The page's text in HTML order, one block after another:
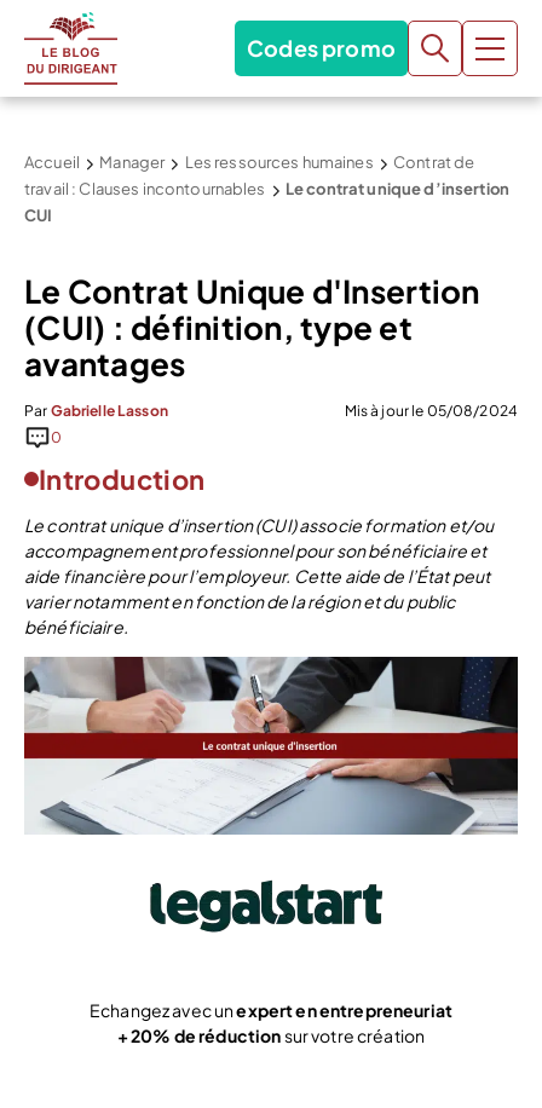
Codes promo
Accueil Manager Les ressources humaines
Contrat de
travail : Clauses incontournables
Le contrat unique d’insertion
CUI
Le Contrat Unique d'Insertion
(CUI) : définition, type et
avantages
Par Gabrielle Lasson
Mis à jour le 05/08/2024
0
Introduction
Le contrat unique d’insertion (CUI) associe formation et/ou
accompagnement professionnel pour son bénéficiaire et
aide financière pour l’employeur. Cette aide de l’État peut
varier notamment en fonction de la région et du public
bénéficiaire.
Echangez avec unexpert en entrepreneuriat
+ 20% de réductionsur votre création